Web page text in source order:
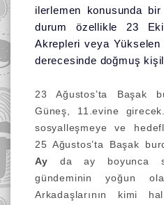
ilerlemen konusunda
durum özellikle 23
Akrepleri veya
derecesinde doğmuş
23 Ağustos’ta Başak
Güneş, 11.evine
sosyalleşmeye ve
25 Ağustos’ta Başak
Ay daay boyunca
gündeminin yoğun
Arkadaşlarının kimi